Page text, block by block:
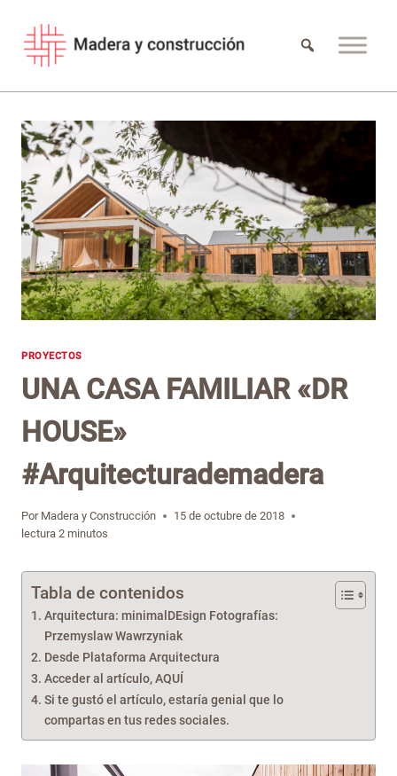
contenido
PROYECTOS
UNA CASA FAMILIAR «DR
HOUSE»
#Arquitecturademadera
Por Madera y Construcción
15 de octubre de 2018
lectura 2 minutos
Tabla de contenidos
Arquitectura: minimalDEsign Fotografías:
Przemyslaw Wawrzyniak
Desde Plataforma Arquitectura
Acceder al artículo, AQUÍ
Si te gustó el artículo, estaría genial que lo
compartas en tus redes sociales.